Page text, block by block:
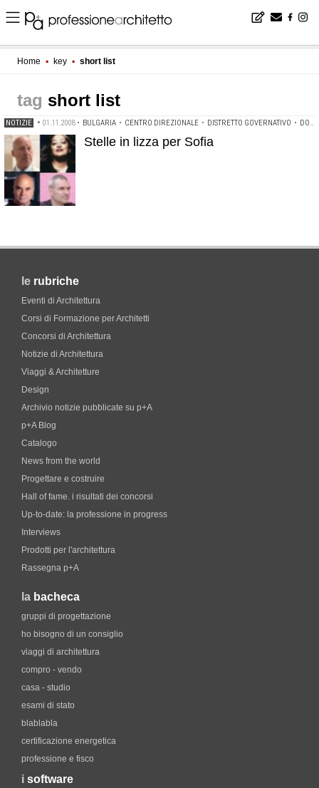
Home ▪ key ▪ short list
short list
NOTIZIE • 01.11.2008 • BULGARIA • CENTRO DIREZIONALE • DISTRETTO GOVERNATIVO • DOMINIQUE PERRAULT
Stelle in lizza per Sofia
le rubriche
Eventi di Architettura
Corsi di Formazione per Architetti
Concorsi di Architettura
Notizie di Architettura
Viaggi & Architetture
Design
Archivio notizie pubblicate su p+A
p+A Blog
Catalogo
News from the world
Progettare e costruire
Hall of fame. i risultati dei concorsi
Up-to-date: la professione in progress
Interviews
Prodotti per l'architettura
Rassegna p+A
la bacheca
gruppi di progettazione
ho bisogno di un consiglio
viaggi di architettura
compro - vendo
casa - studio
esami di stato
blablabla
certificazione energetica
professione e fisco
i software